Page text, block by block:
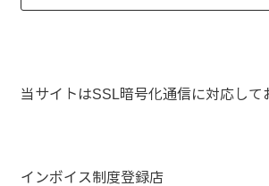
当サイトはSSL暗号化通信に対応して
インボイス制度登録店